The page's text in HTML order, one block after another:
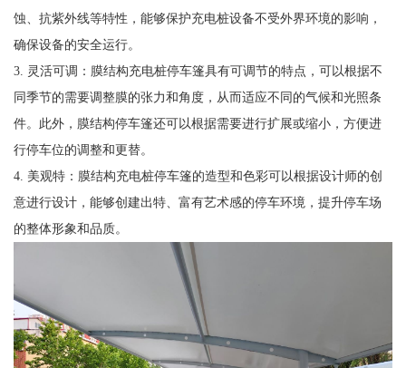
蚀、抗紫外线等特性，能够保护充电桩设备不受外界环境的影响，
确保设备的安全运行。
3. 灵活可调：膜结构充电桩停车篷具有可调节的特点，可以根据不
同季节的需要调整膜的张力和角度，从而适应不同的气候和光照条
件。此外，膜结构停车篷还可以根据需要进行扩展或缩小，方便进
行停车位的调整和更替。
4. 美观特：膜结构充电桩停车篷的造型和色彩可以根据设计师的创
意进行设计，能够创建出特、富有艺术感的停车环境，提升停车场
的整体形象和品质。